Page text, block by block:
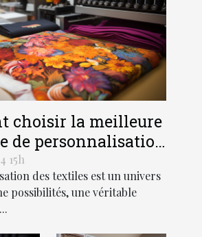
choisir la meilleure
de personnalisation
vos textiles
15h
des textiles est un univers
possibilités, une véritable